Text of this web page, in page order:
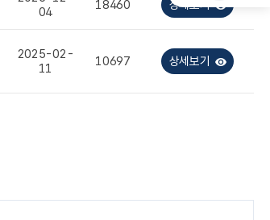
04
18460 상세보기
2025-02-
11
10697 상세보기